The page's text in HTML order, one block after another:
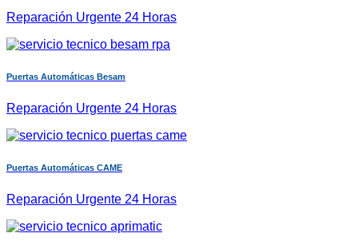
Reparación Urgente 24 Horas
Puertas Automáticas Besam
Reparación Urgente 24 Horas
Puertas Automáticas CAME
Reparación Urgente 24 Horas